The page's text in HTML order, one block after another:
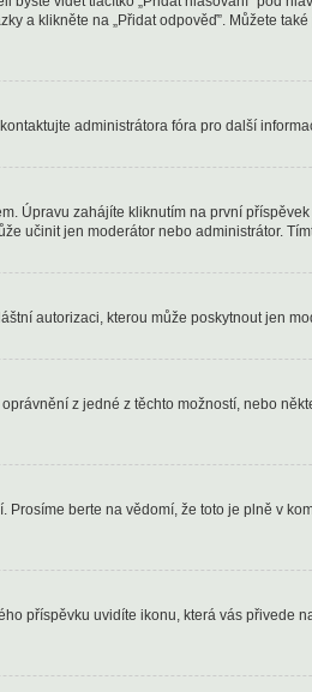
a klikněte na „Přidat odpověď”. Můžete
administrátora fóra pro další
Úpravu zahájíte kliknutím na první
učinit jen moderátor nebo administrátor.
autorizaci, kterou může poskytnout jen
z jedné z těchto možností, nebo
berte na vědomí, že toto je plně v
příspěvku uvidíte ikonu, která vás přivede